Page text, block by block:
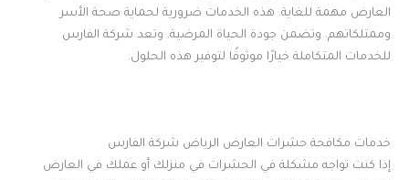
العارض مهمة للغاية. هذه الخدمات ضرورية لحماية صحة الأسر
وممتلكاتهم. وتضمن جودة الحياة المرضية. وتعد شركة الفارس
للخدمات المتكاملة خيارًا موثوقًا لتوفير هذه الحلول.
خدمات مكافحة حشرات العارض الرياض شركة الفارس
إذا كنت تواجه مشكلة في الحشرات في منزلك أو عملك في العارض